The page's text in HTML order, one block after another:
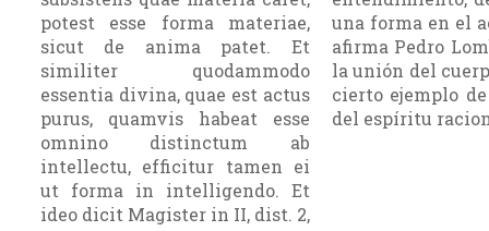
potest esse forma materiae,
sicut de anima patet. Et
similiter quodammodo
essentia divina, quae est actus
purus, quamvis habeat esse
omnino distinctum ab
intellectu, efficitur tamen ei
ut forma in intelligendo. Et
ideo dicit Magister in II, dist. 2,
una forma en el
afirma Pedro
la unión del
cierto ejemplo
del espíritu